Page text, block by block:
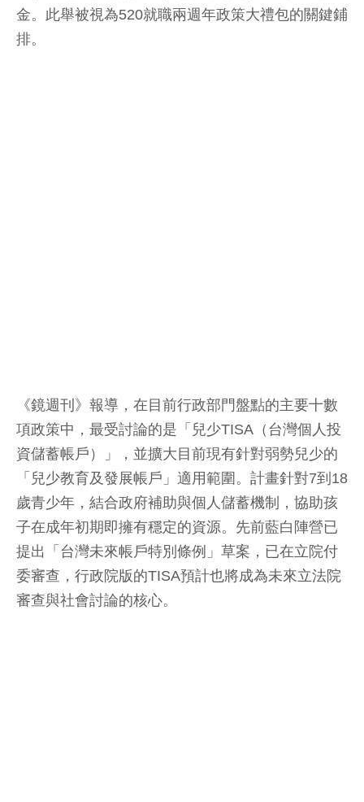
金。此舉被視為520就職兩週年政策大禮包的關鍵鋪
排。
《鏡週刊》報導，在目前行政部門盤點的主要十數
項政策中，最受討論的是「兒少TISA（台灣個人投
資儲蓄帳戶）」，並擴大目前現有針對弱勢兒少的
「兒少教育及發展帳戶」適用範圍。計畫針對7到18
歲青少年，結合政府補助與個人儲蓄機制，協助孩
子在成年初期即擁有穩定的資源。先前藍白陣營已
提出「台灣未來帳戶特別條例」草案，已在立院付
委審查，行政院版的TISA預計也將成為未來立法院
審查與社會討論的核心。